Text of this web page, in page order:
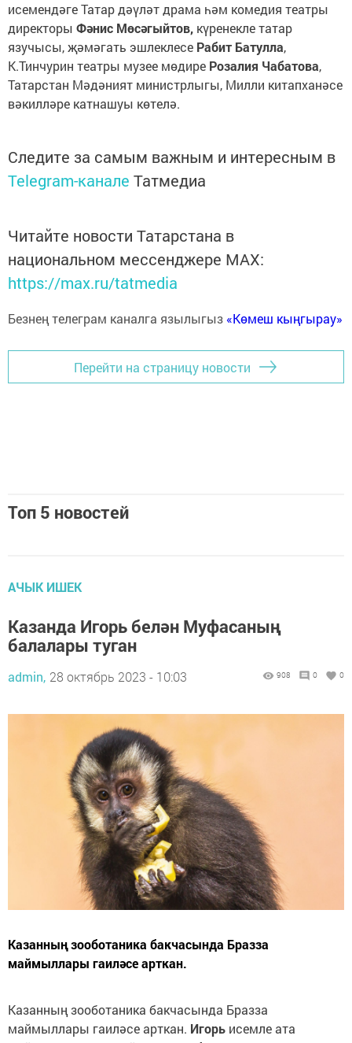
исемендәге Татар дәүләт драма һәм комедия театры
директоры Фәнис Мөсәгыйтов, күренекле татар
язучысы, җәмәгать эшлеклесе Рабит Батулла,
К.Тинчурин театры музее мөдире Розалия Чабатова,
Татарстан Мәдәният министрлыгы, Милли китапханәсе
вәкилләре катнашуы көтелә.
Следите за самым важным и интересным в
Telegram-канале Татмедиа
Читайте новости Татарстана в
национальном мессенджере MАХ:
https://max.ru/tatmedia
Безнең телеграм каналга язылыгыз «Көмеш кыңгырау»
Перейти на страницу новости
Топ 5 новостей
АЧЫК ИШЕК
Казанда Игорь белән Муфасаның
балалары туган
admin, 28 октябрь 2023 - 10:03 908 0 0
Казанның зооботаника бакчасында Бразза
маймыллары гаиләсе арткан.
Казанның зооботаника бакчасында Бразза
маймыллары гаиләсе арткан. Игорь исемле ата